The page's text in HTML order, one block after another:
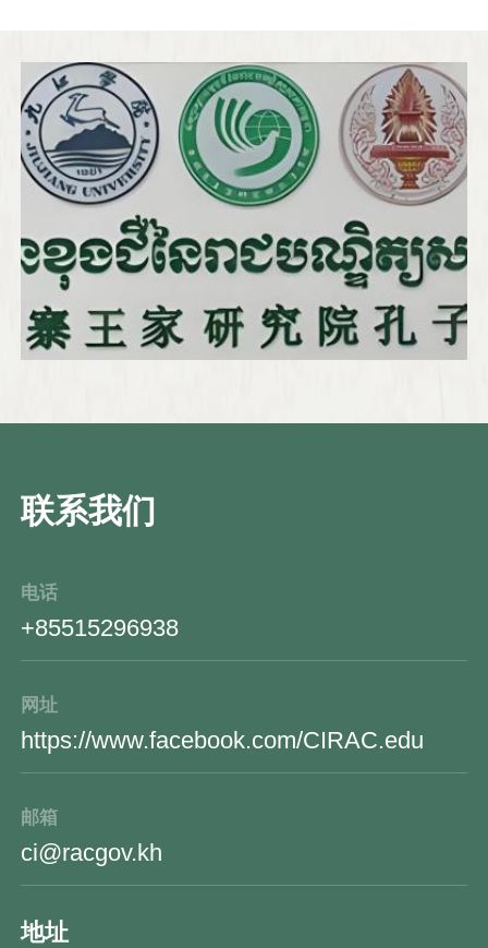
部、茶胶青年联合会、爱喜利达银行学院、本
土大型企业加华集团以及广播电台“中柬友谊
台”等设立汉语中心，开展汉语教学。通过这些
汉语中心及教学点的设立，孔院培养了一大批
汉语人才，开展了一系列文化交流活动，已成
为柬埔寨家喻户晓的知名品牌。
联系我们
电话
+85515296938
网址
https://www.facebook.com/CIRAC.edu
邮箱
ci@racgov.kh
地址